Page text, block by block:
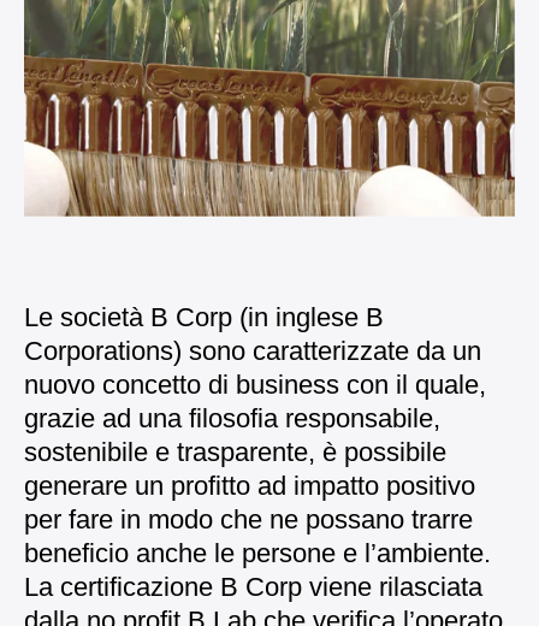
Le società B Corp (in inglese B
Corporations) sono caratterizzate da un
nuovo concetto di business con il quale,
grazie ad una filosofia responsabile,
sostenibile e trasparente, è possibile
generare un profitto ad impatto positivo
per fare in modo che ne possano trarre
beneficio anche le persone e l’ambiente.
La certificazione B Corp viene rilasciata